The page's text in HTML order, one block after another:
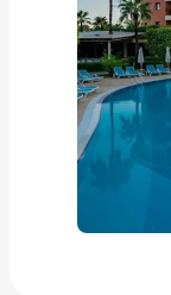
Турция,